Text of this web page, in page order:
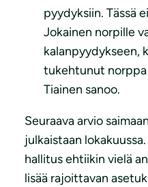
pyydyksiin. Tässä
Jokainen norpille
kalanpyydykseen,
tukehtunut norppa
Tiainen sanoo.
Seuraava arvio
julkaistaan
hallitus ehtiikin vielä
lisää rajoittavan